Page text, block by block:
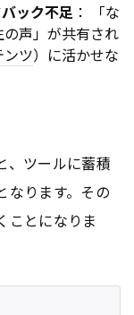
ック不足 ： 「な
声」が共有され
ンツ）に活かせな
、ツールに蓄積
なります。その
ことになりま